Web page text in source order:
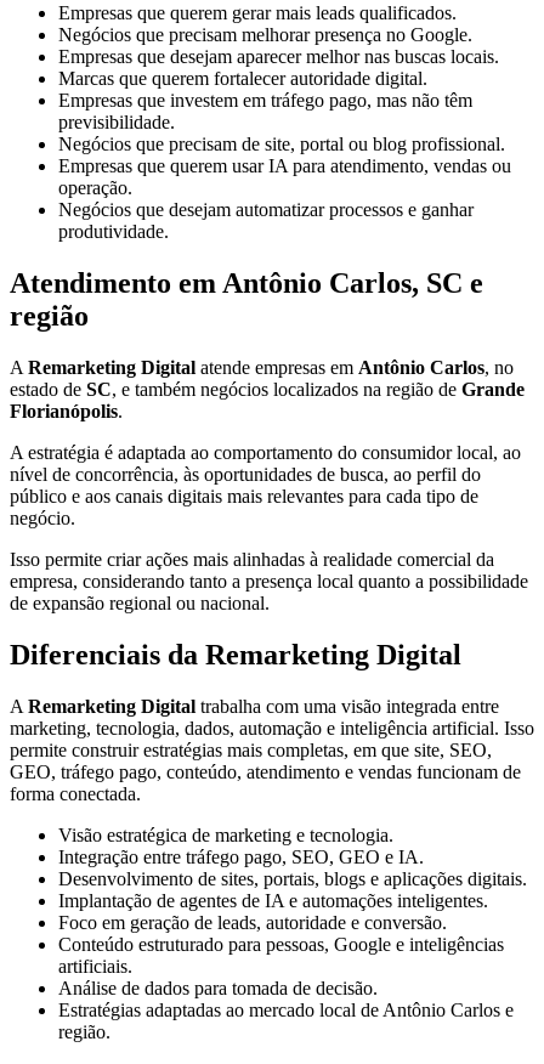
Empresas que querem gerar mais leads qualificados.
Negócios que precisam melhorar presença no Google.
Empresas que desejam aparecer melhor nas buscas locais.
Marcas que querem fortalecer autoridade digital.
Empresas que investem em tráfego pago, mas não têm
previsibilidade.
Negócios que precisam de site, portal ou blog profissional.
Empresas que querem usar IA para atendimento, vendas ou
operação.
Negócios que desejam automatizar processos e ganhar
produtividade.
Atendimento em Antônio Carlos, SC e
região
A Remarketing Digital atende empresas em Antônio Carlos, no
estado de SC, e também negócios localizados na região de Grande
Florianópolis.
A estratégia é adaptada ao comportamento do consumidor local, ao
nível de concorrência, às oportunidades de busca, ao perfil do
público e aos canais digitais mais relevantes para cada tipo de
negócio.
Isso permite criar ações mais alinhadas à realidade comercial da
empresa, considerando tanto a presença local quanto a possibilidade
de expansão regional ou nacional.
Diferenciais da Remarketing Digital
A Remarketing Digital trabalha com uma visão integrada entre
marketing, tecnologia, dados, automação e inteligência artificial. Isso
permite construir estratégias mais completas, em que site, SEO,
GEO, tráfego pago, conteúdo, atendimento e vendas funcionam de
forma conectada.
Visão estratégica de marketing e tecnologia.
Integração entre tráfego pago, SEO, GEO e IA.
Desenvolvimento de sites, portais, blogs e aplicações digitais.
Implantação de agentes de IA e automações inteligentes.
Foco em geração de leads, autoridade e conversão.
Conteúdo estruturado para pessoas, Google e inteligências
artificiais.
Análise de dados para tomada de decisão.
Estratégias adaptadas ao mercado local de Antônio Carlos e
região.